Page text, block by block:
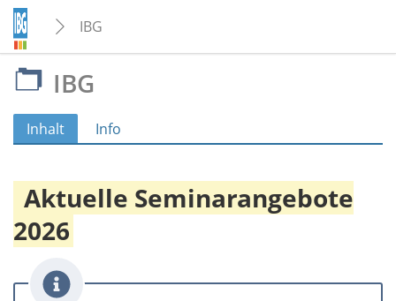
IBG
IBG
Inhalt Info
Aktuelle Seminarangebote
2026